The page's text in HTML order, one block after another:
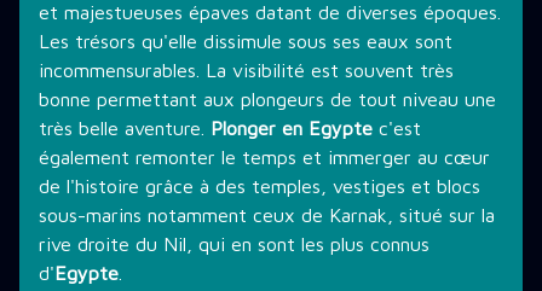
et majestueuses épaves datant de diverses époques.
Les trésors qu'elle dissimule sous ses eaux sont
incommensurables. La visibilité est souvent très
bonne permettant aux plongeurs de tout niveau une
très belle aventure. Plonger en Egypte c'est
également remonter le temps et immerger au cœur
de l'histoire grâce à des temples, vestiges et blocs
sous-marins notamment ceux de Karnak, situé sur la
rive droite du Nil, qui en sont les plus connus
d'Egypte